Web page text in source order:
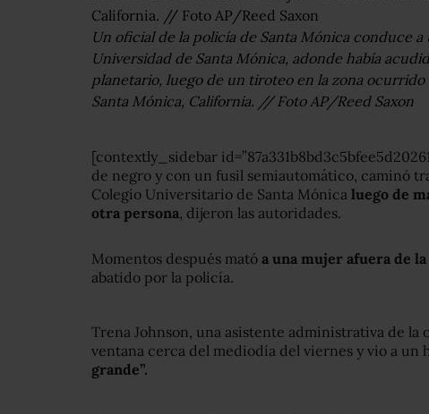
Un oficial de la policía de Santa Mónica conduce
Universidad de Santa Mónica, adonde había
planetario, luego de un tiroteo en la zona ocurrido
Santa Mónica, California. // Foto AP/Reed Saxon
[contextly_sidebar
de negro y con un fusil semiautomático, caminó
Colegio Universitario de Santa Mónica luego de
otra persona, dijeron las autoridades.
Momentos después mató a una mujer afuera de
abatido por la policía.
Trena Johnson, una asistente administrativa de
ventana cerca del mediodía del viernes y vio a un
grande”.